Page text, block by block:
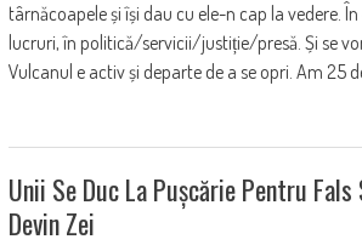
târnăcoapele și își dau cu ele-n cap la vedere.
lucruri, în politică/servicii/justiție/presă. Și se
Vulcanul e activ și departe de a se opri. Am 25
Unii Se Duc La Pușcărie Pentru
Devin Zei